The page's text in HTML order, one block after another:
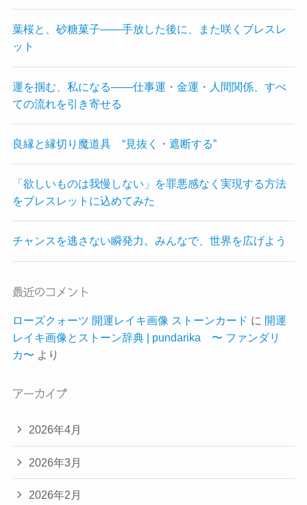
葉桜と、砂糖菓子——手放した後に、また咲くブレスレ
ット
運を掴む、私になる——仕事運・金運・人間関係、すべ
ての流れを引き寄せる
良縁と縁切り魔道具 “見抜く・遮断する”
「欲しいものは我慢しない」を罪悪感なく実現する方法
をブレスレットに込めてみた
チャンスを逃さない瞬発力。みんなで、世界を広げよう
最近のコメント
ローズクォーツ 開運レイキ画像 ストーンカード に 開運
レイキ画像とストーン辞典 | pundarika 〜 ファンダリ
カ〜 より
アーカイブ
2026年4月
2026年3月
2026年2月